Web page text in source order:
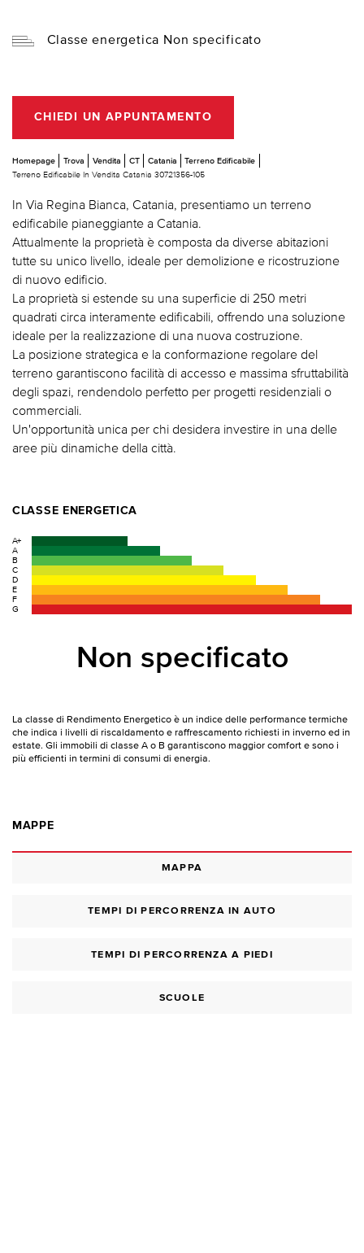
Classe energetica Non specificato
CHIEDI UN APPUNTAMENTO
Homepage Trova Vendita CT Catania
Terreno Edificabile
Terreno Edificabile In Vendita Catania 30721356-105
In Via Regina Bianca, Catania, presentiamo un terreno
edificabile pianeggiante a Catania.
Attualmente la proprietà è composta da diverse abitazioni
tutte su unico livello, ideale per demolizione e ricostruzione
di nuovo edificio.
La proprietà si estende su una superficie di 250 metri
quadrati circa interamente edificabili, offrendo una soluzione
ideale per la realizzazione di una nuova costruzione.
La posizione strategica e la conformazione regolare del
terreno garantiscono facilità di accesso e massima sfruttabilità
degli spazi, rendendolo perfetto per progetti residenziali o
commerciali.
Un'opportunità unica per chi desidera investire in una delle
aree più dinamiche della città.
CLASSE ENERGETICA
A+
A
B
C
D
E
F
G
Non specificato
La classe di Rendimento Energetico è un indice delle performance termiche
che indica i livelli di riscaldamento e raffrescamento richiesti in inverno ed in
estate. Gli immobili di classe A o B garantiscono maggior comfort e sono i
più efficienti in termini di consumi di energia.
MAPPE
MAPPA
TEMPI DI PERCORRENZA IN AUTO
TEMPI DI PERCORRENZA A PIEDI
SCUOLE